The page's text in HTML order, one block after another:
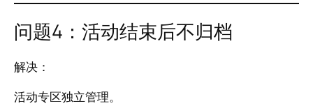
问题4：活动结束后不归档
解决：
活动专区独立管理。